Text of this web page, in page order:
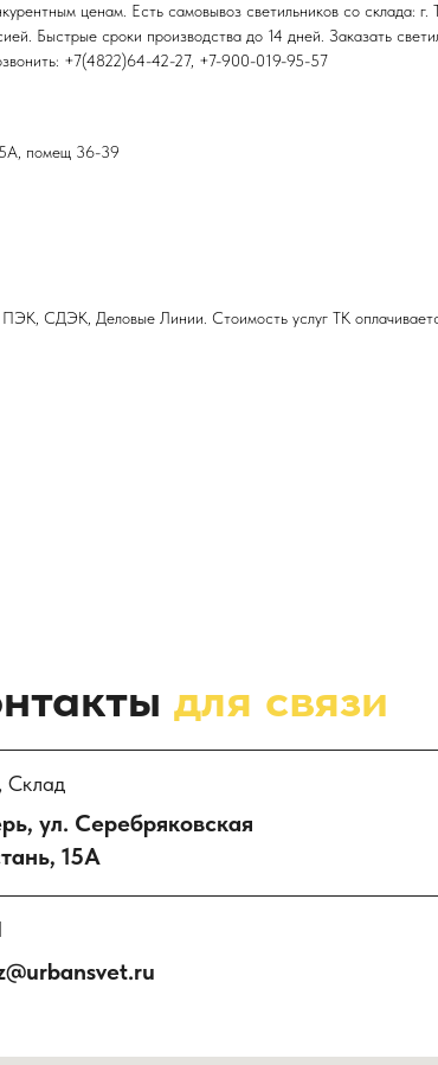
ценам. Есть самовывоз светильников со
Быстрые сроки производства до 14 дней. Заказать
+7(4822)64-42-27, +7-900-019-95-57
помещ 36-39
СДЭК, Деловые Линии. Стоимость услуг ТК
для связи
Склад
ул. Серебряковская
15А